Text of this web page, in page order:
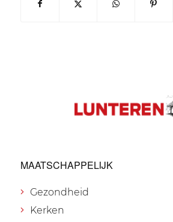
MAATSCHAPPELIJK
Gezondheid
Kerken